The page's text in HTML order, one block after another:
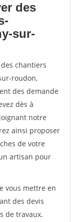
des
sur-
chantiers
roudon,
des demande
dès à
notre
ainsi proposer
de votre
artisan pour
vous mettre en
des devis
de travaux.